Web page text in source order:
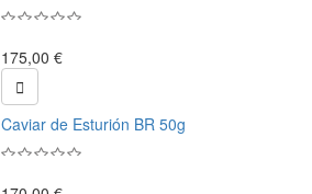
175,00 €

Caviar de Esturión BR 50g